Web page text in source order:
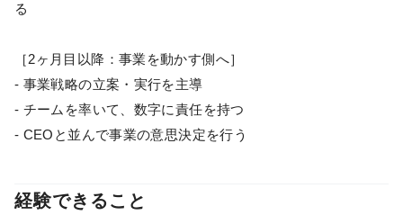
る
［2ヶ月目以降：事業を動かす側へ］
- 事業戦略の立案・実行を主導
- チームを率いて、数字に責任を持つ
- CEOと並んで事業の意思決定を行う
経験できること